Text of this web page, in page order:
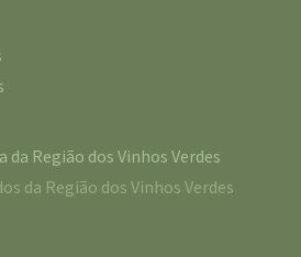
Região dos Vinhos Verdes
da Região dos Vinhos Verdes